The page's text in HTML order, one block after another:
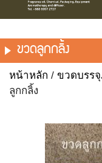
ขวดลูกกลิ้ง
หน้าหลัก / ขวดบรร
ลูกกลิ้ง